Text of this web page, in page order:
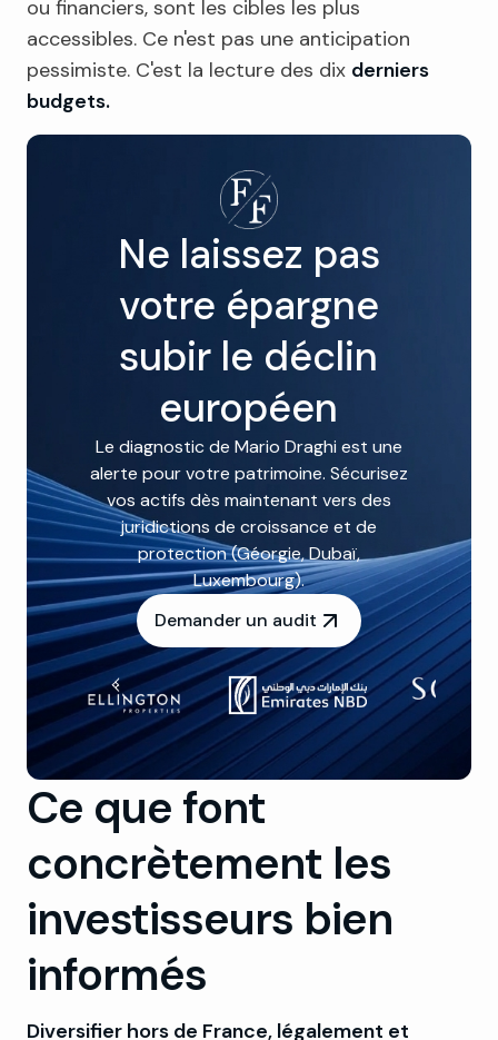
ou financiers, sont les cibles les plus
accessibles. Ce n'est pas une anticipation
pessimiste. C'est la lecture des dix derniers
budgets.
Ne laissez pas
votre épargne
subir le déclin
européen
Le diagnostic de Mario Draghi est une
alerte pour votre patrimoine. Sécurisez
vos actifs dès maintenant vers des
juridictions de croissance et de
protection (Géorgie, Dubaï,
Luxembourg).
Demander un audit
Ce que font
concrètement les
investisseurs bien
informés
Diversifier hors de France, légalement et